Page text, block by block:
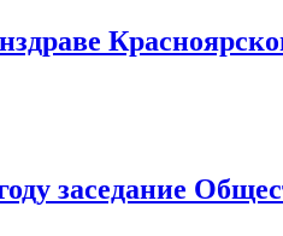
заседание